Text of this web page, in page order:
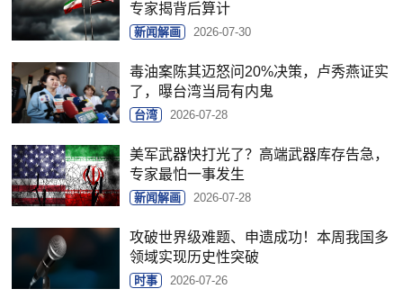
专家揭背后算计
新闻解画 2026-07-30
毒油案陈其迈怒问20%决策，卢秀燕证实
了，曝台湾当局有内鬼
台湾 2026-07-28
美军武器快打光了？高端武器库存告急，
专家最怕一事发生
新闻解画 2026-07-28
攻破世界级难题、申遗成功！本周我国多
领域实现历史性突破
时事 2026-07-26